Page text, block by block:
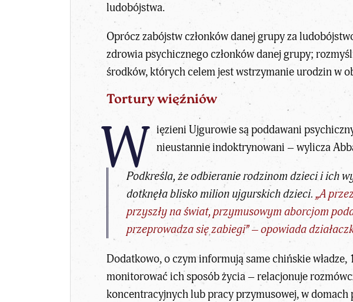
ludobójstwa.
Oprócz zabójstw członków danej grupy za
zdrowia psychicznego członków danej grupy;
środków, których celem jest wstrzymanie urodzin w
Tortury więźniów
W ięzieni Ujgurowie są poddawani
nieustannie indoktrynowani – wylicza
Podkreśla, że odbieranie rodzinom dzieci i ich
dotknęła blisko milion ujgurskich dzieci.„A
przyszły na świat, przymusowym aborcjom
przeprowadza się zabiegi” – opowiada
Dodatkowo, o czym informują same chińskie
monitorować ich sposób życia – relacjonuje
koncentracyjnych lub pracy przymusowej, w